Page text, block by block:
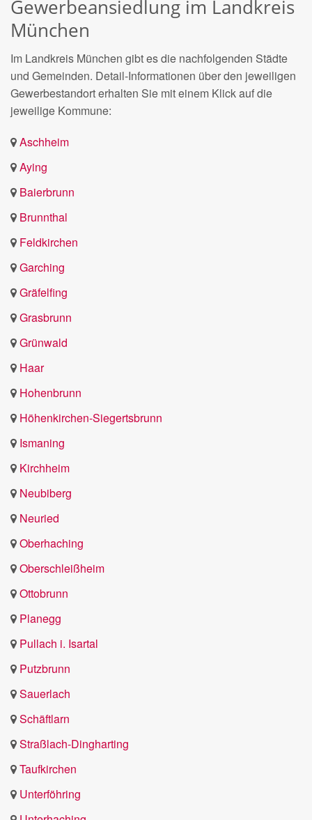
Gewerbeansiedlung im Landkreis
München
Im Landkreis München gibt es die nachfolgenden Städte
und Gemeinden. Detail-Informationen über den jeweiligen
Gewerbestandort erhalten Sie mit einem Klick auf die
jeweilige Kommune:
Aschheim
Aying
Baierbrunn
Brunnthal
Feldkirchen
Garching
Gräfelfing
Grasbrunn
Grünwald
Haar
Hohenbrunn
Höhenkirchen-Siegertsbrunn
Ismaning
Kirchheim
Neubiberg
Neuried
Oberhaching
Oberschleißheim
Ottobrunn
Planegg
Pullach i. Isartal
Putzbrunn
Sauerlach
Schäftlarn
Straßlach-Dingharting
Taufkirchen
Unterföhring